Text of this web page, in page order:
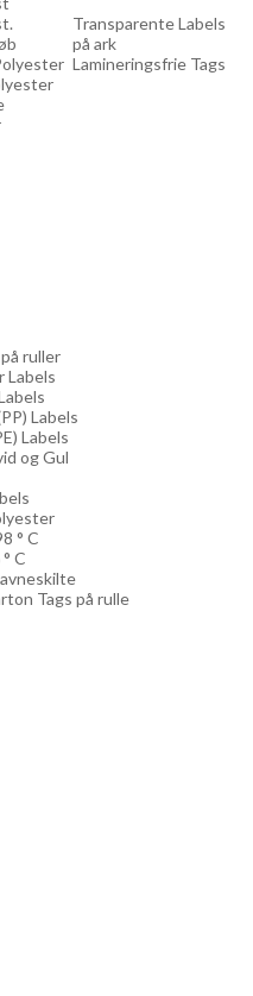
Transparente Labels
på ark
Lamineringsfrie Tags
ruller
Labels
Labels
Labels
og Gul
° C
C
Tags på rulle